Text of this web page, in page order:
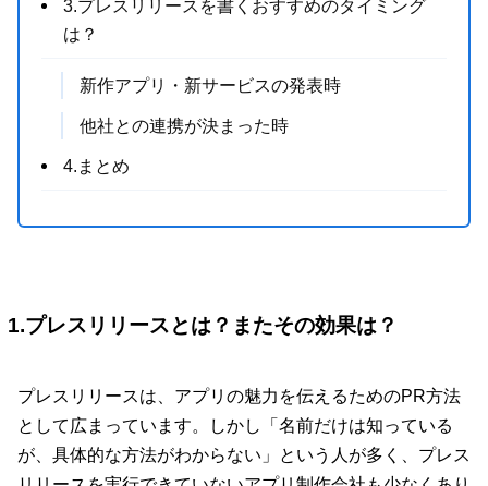
3.プレスリリースを書くおすすめのタイミング
は？
新作アプリ・新サービスの発表時
他社との連携が決まった時
4.まとめ
1.プレスリリースとは？またその効果は？
プレスリリースは、アプリの魅力を伝えるためのPR方法
として広まっています。しかし「名前だけは知っている
が、具体的な方法がわからない」という人が多く、プレス